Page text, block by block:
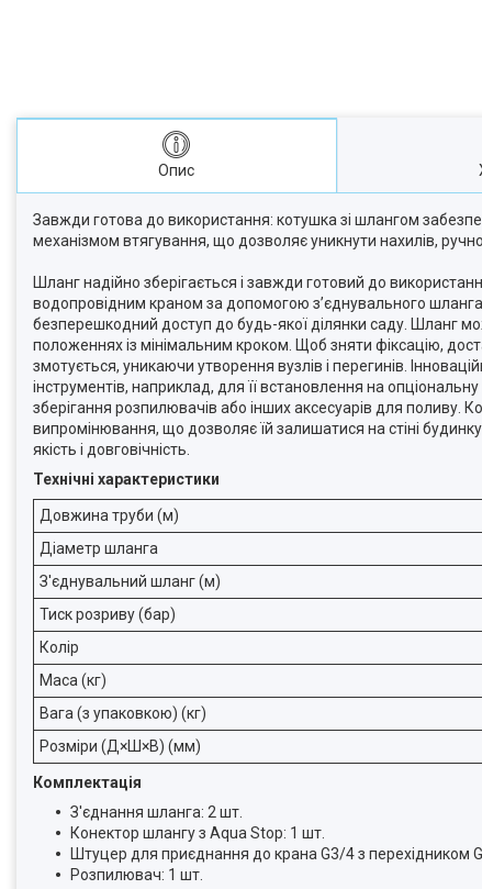
Опис
Завжди готова до використання: котушка зі шлангом
механізмом втягування, що дозволяє уникнути нахилів,
Шланг надійно зберігається і завжди готовий до
водопровідним краном за допомогою з’єднувального
безперешкодний доступ до будь-якої ділянки саду. Шланг
положеннях із мінімальним кроком. Щоб зняти фіксацію,
змотується, уникаючи утворення вузлів і перегинів.
інструментів, наприклад, для її встановлення на
зберігання розпилювачів або інших аксесуарів для поливу.
випромінювання, що дозволяє їй залишатися на стіні
якість і довговічність.
Технічні характеристики
Довжина труби (м)
Діаметр шланга
З'єднувальний шланг (м)
Тиск розриву (бар)
Колір
Маса (кг)
Вага (з упаковкою) (кг)
Розміри (Д×Ш×В) (мм)
Комплектація
З'єднання шланга: 2 шт.
Конектор шлангу з Aqua Stop: 1 шт.
Штуцер для приєднання до крана G3/4 з перехідником
Розпилювач: 1 шт.